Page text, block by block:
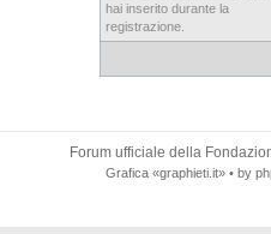
hai inserito durante la
registrazione.
Forum ufficiale della
Grafica «graphieti.it» • by